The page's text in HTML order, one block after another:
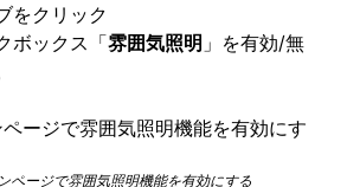
をクリック
ボックス「雰囲気照明 」を有効/無
ページで雰囲気照明機能を有効にする